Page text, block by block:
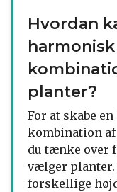
Hvordan
planter?
For at skabe
kombination
du tænke over
vælger planter.
forskellige